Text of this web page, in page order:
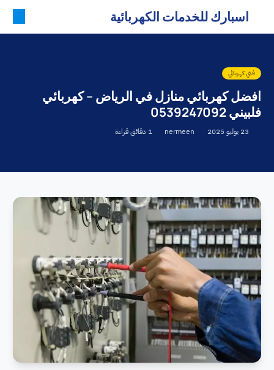
اسبارك للخدمات الكهربائية
فني كهربائي
افضل كهربائي منازل في الرياض – كهربائي
فلبيني 0539247092
23 يوليو 2025 nermeen 1 دقائق قراءة